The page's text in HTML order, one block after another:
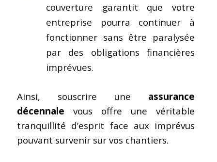
couverture garantit que votre
entreprise pourra continuer à
fonctionner sans être paralysée
par des obligations financières
imprévues.
Ainsi, souscrire une assurance
décennale vous offre une véritable
tranquillité d’esprit face aux imprévus
pouvant survenir sur vos chantiers.